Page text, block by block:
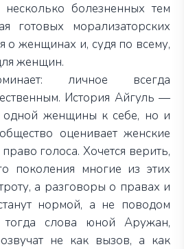
болезненных тем
готовых морализаторских
о женщинах и, судя по всему,
женщин.
личное всегда
История Айгуль —
одной женщины к себе, но и
оценивает женские
голоса. Хочется верить,
поколения многие из этих
а разговоры о правах и
нормой, а не поводом
слова юной Аружан,
не как вызов, а как